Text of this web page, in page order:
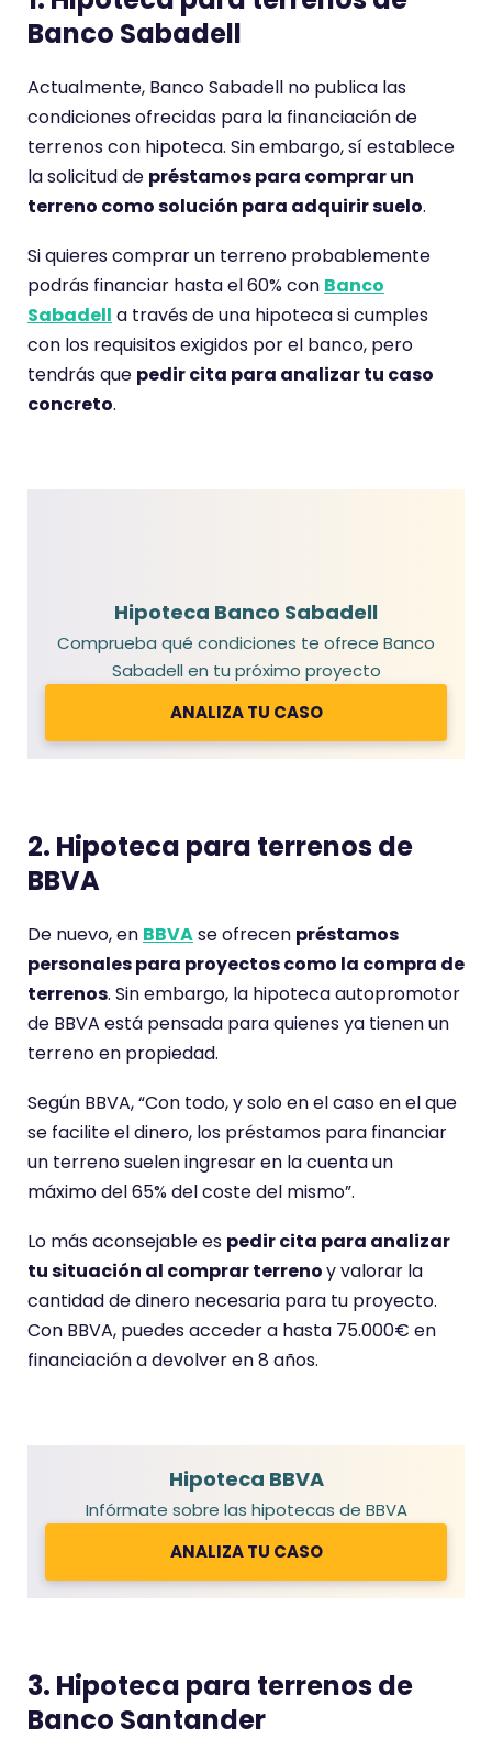
Banco Sabadell
Actualmente, Banco Sabadell no publica las
condiciones ofrecidas para la financiación de
terrenos con hipoteca. Sin embargo, sí establece
la solicitud de préstamos para comprar un
terreno como solución para adquirir suelo.
Si quieres comprar un terreno probablemente
podrás financiar hasta el 60% con Banco
Sabadell a través de una hipoteca si cumples
con los requisitos exigidos por el banco, pero
tendrás que pedir cita para analizar tu caso
concreto.
Hipoteca Banco Sabadell
Comprueba qué condiciones te ofrece Banco
Sabadell en tu próximo proyecto
ANALIZA TU CASO
2. Hipoteca para terrenos de
BBVA
De nuevo, en BBVAse ofrecen préstamos
personales para proyectos como la compra de
terrenos. Sin embargo, la hipoteca autopromotor
de BBVA está pensada para quienes ya tienen un
terreno en propiedad.
Según BBVA, “Con todo, y solo en el caso en el que
se facilite el dinero, los préstamos para financiar
un terreno suelen ingresar en la cuenta un
máximo del 65% del coste del mismo”.
Lo más aconsejable es pedir cita para analizar
tu situación al comprar terrenoy valorar la
cantidad de dinero necesaria para tu proyecto.
Con BBVA, puedes acceder a hasta 75.000€ en
financiación a devolver en 8 años.
Hipoteca BBVA
Infórmate sobre las hipotecas de BBVA
ANALIZA TU CASO
3. Hipoteca para terrenos de
Banco Santander